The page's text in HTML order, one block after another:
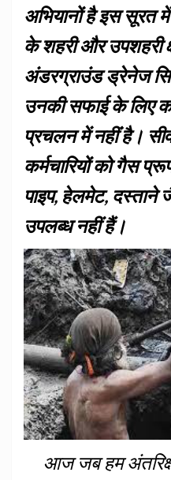
अभियानों है इस सूरत
के शहरी और उपशहरी
अंडरग्राउंड ड्रेनेज
उनकी सफाई के लिए
प्रचलन में नहींं है।
कर्मचारियों को गैस
पाइप, हेलमेट, दस्ताने
उपलब्ध नहीं हैं।
आज जब हम